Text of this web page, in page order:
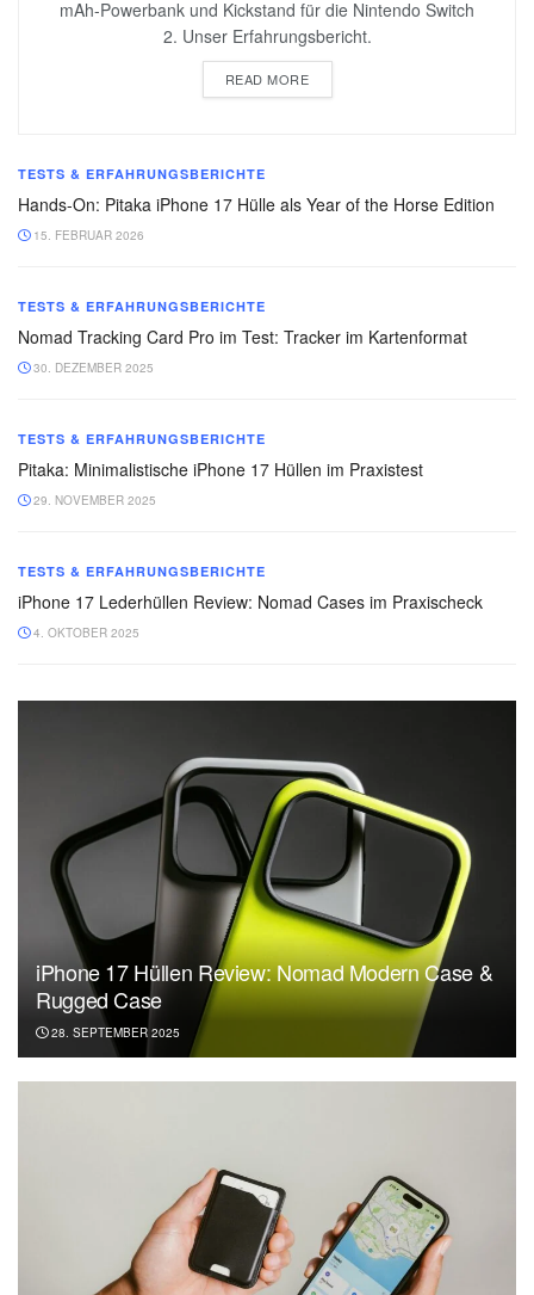
mAh-Powerbank und Kickstand für die Nintendo Switch
2. Unser Erfahrungsbericht.
READ MORE
TESTS & ERFAHRUNGSBERICHTE
Hands-On: Pitaka iPhone 17 Hülle als Year of the Horse Edition
15. FEBRUAR 2026
TESTS & ERFAHRUNGSBERICHTE
Nomad Tracking Card Pro im Test: Tracker im Kartenformat
30. DEZEMBER 2025
TESTS & ERFAHRUNGSBERICHTE
Pitaka: Minimalistische iPhone 17 Hüllen im Praxistest
29. NOVEMBER 2025
TESTS & ERFAHRUNGSBERICHTE
iPhone 17 Lederhüllen Review: Nomad Cases im Praxischeck
4. OKTOBER 2025
iPhone 17 Hüllen Review: Nomad Modern Case &
Rugged Case
28. SEPTEMBER 2025